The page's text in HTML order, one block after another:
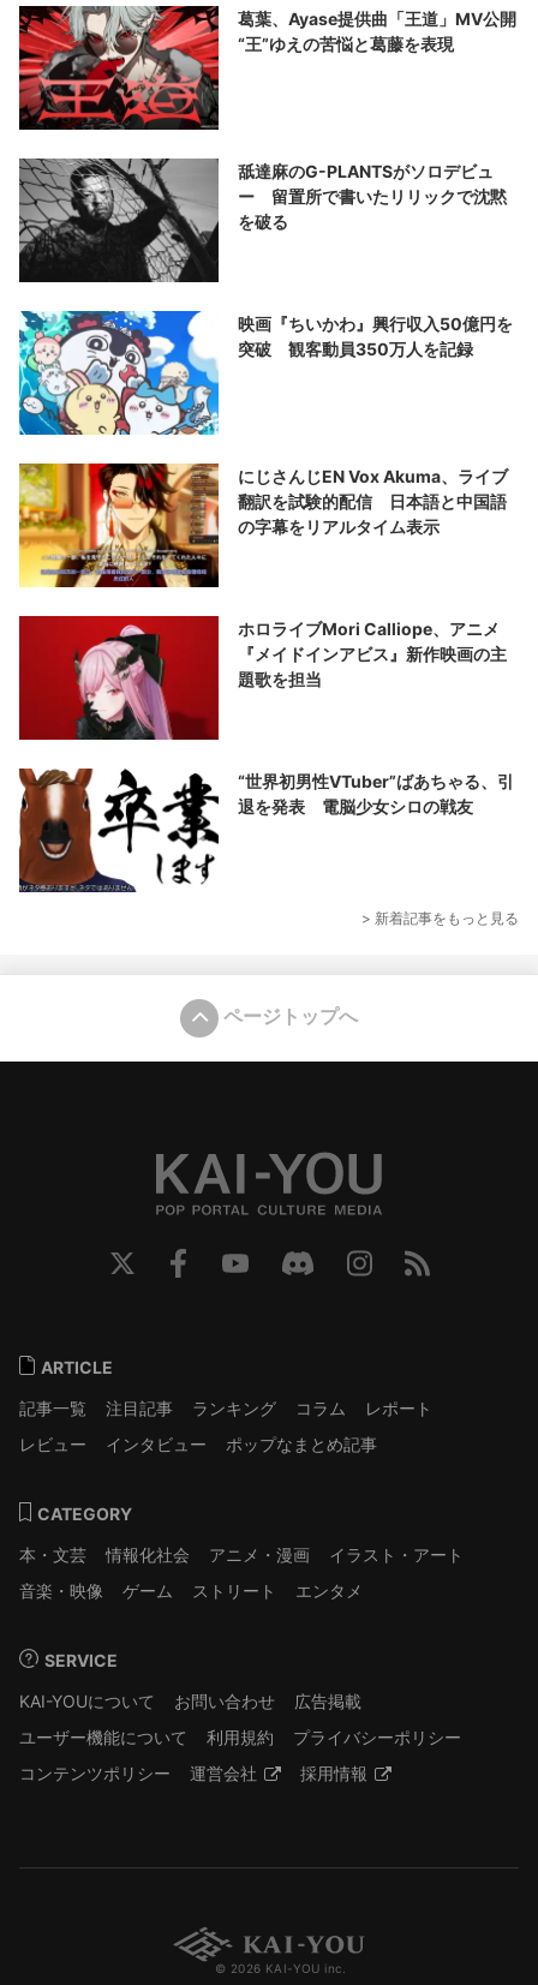
葛葉、Ayase提供曲「王道」MV公開
“王”ゆえの苦悩と葛藤を表現
舐達麻のG-PLANTSがソロデビュ
ー 留置所で書いたリリックで沈黙
を破る
映画『ちいかわ』興行収入50億円を
突破 観客動員350万人を記録
にじさんじEN Vox Akuma、ライブ
翻訳を試験的配信 日本語と中国語
の字幕をリアルタイム表示
ホロライブMori Calliope、アニメ
『メイドインアビス』新作映画の主
題歌を担当
“世界初男性VTuber”ばあちゃる、引
退を発表 電脳少女シロの戦友
> 新着記事をもっと見る
ページトップへ
ARTICLE
記事一覧
注目記事 ランキング コラム
レポート
レビュー
インタビュー ポップなまとめ記事
CATEGORY
本・文芸
情報化社会 アニメ・漫画
イラスト・アート
音楽・映像
ゲーム ストリート エンタメ
SERVICE
KAI-YOUについて
お問い合わせ
広告掲載
ユーザー機能について
利用規約
プライバシーポリシー
コンテンツポリシー
運営会社 採用情報
© 2026 KAI-YOU inc.